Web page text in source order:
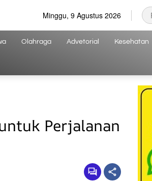
Minggu, 9 Agustus 2026
Olahraga Advetorial Kesehatan
Perjalanan